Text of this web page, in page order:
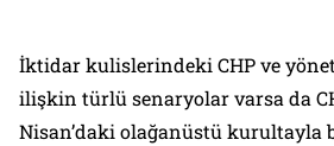
İktidar kulislerindeki CHP ve
ilişkin türlü senaryolar varsa da
Nisan’daki olağanüstü kurultayla